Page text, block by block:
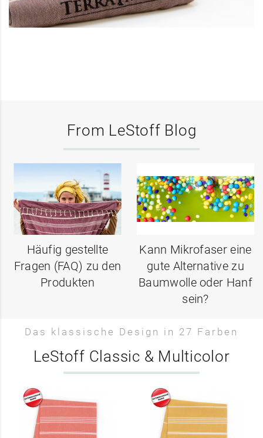
From LeStoff Blog
Häufig gestellte
Fragen (FAQ) zu den
Produkten
Kann Mikrofaser eine
gute Alternative zu
Baumwolle oder Hanf
sein?
Das klassische Design in 27 Farben
LeStoff Classic & Multicolor